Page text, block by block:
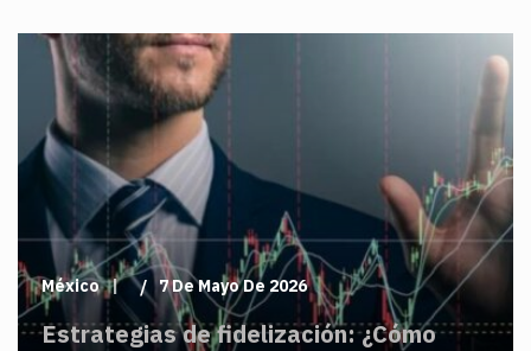
México 7 De Mayo De 2026
Estrategias de fidelización: ¿Cómo